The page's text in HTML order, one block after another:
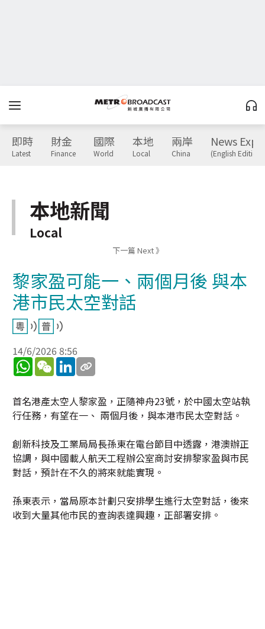
即時
Latest
財金
Finance
國際
World
本地
Local
兩岸
China
News
(English Edition)
本地新聞
Local
下一篇 Next 》
黎家盈可能一、兩個月後 與本
港市民太空對話
14/6/2026 8:56
WhatsApp
WeChatLinkedIn
首名港產太空人黎家盈，正隨神舟23號，於中國太空站執
行任務，有望在一、 兩個月後，與本港市民太空對話。
創新科技及工業局局長孫東在電台節目中透露，港澳辦正
協調，與中國載人航天工程辦公室商討安排黎家盈與市民
對話，預計在不久的將來就能實現。
孫東表示，當局原本計劃只安排學生進行太空對話，後來
收到大量其他市民的查詢表達興趣，正部署安排。